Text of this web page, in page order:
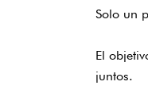
Solo un
El
juntos.